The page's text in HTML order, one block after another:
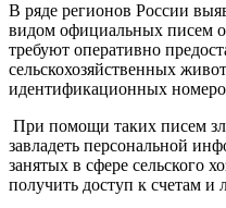
В ряде регионов России
видом официальных писем
требуют оперативно
сельскохозяйственных
идентификационных
При помощи таких писем
завладеть персональной
занятых в сфере сельского
получить доступ к счетам